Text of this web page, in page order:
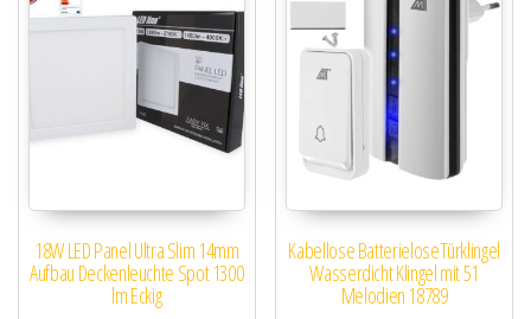
18W LED Panel Ultra Slim 14mm
Aufbau Deckenleuchte Spot 1300
lm Eckig
Kabellose BatterieloseTürklingel
Wasserdicht Klingel mit 51
Melodien 18789